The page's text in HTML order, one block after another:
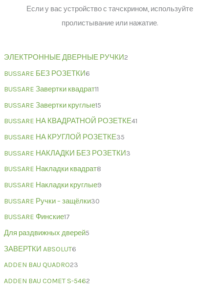
Если у вас устройство с тачскрином, используйте
пролистывание или нажатие.
ЭЛЕКТРОННЫЕ ДВЕРНЫЕ РУЧКИ2
BUSSARE БЕЗ РОЗЕТКИ6
BUSSARE Завертки квадрат11
BUSSARE Завертки круглые15
BUSSARE НА КВАДРАТНОЙ РОЗЕТКЕ41
BUSSARE НА КРУГЛОЙ РОЗЕТКЕ35
BUSSARE НАКЛАДКИ БЕЗ РОЗЕТКИ3
BUSSARE Накладки квадрат8
BUSSARE Накладки круглые9
BUSSARE Ручки – защёлки30
BUSSARE Финские17
Для раздвижных дверей5
ЗАВЕРТКИ ABSOLUT6
ADDEN BAU QUADRO23
ADDEN BAU COMET S-5462